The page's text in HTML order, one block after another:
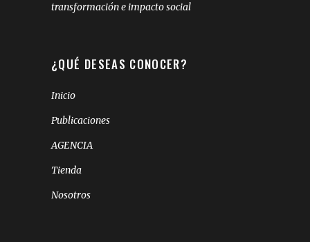
transformación e impacto social
¿QUÉ DESEAS CONOCER?
Inicio
Publicaciones
AGENCIA
Tienda
Nosotros